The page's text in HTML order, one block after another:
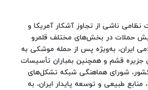
ناشی از تجاوز آشکار آمریکا و
حملات در بخش‌های مختلف قلمرو
ایران، به‌ویژه پس از حمله موشکی به
قشم و همچنین بمباران تأسیسات
شورای هماهنگی شبکه تشکل‌های
طبیعی و توسعه پایدار ایران، به